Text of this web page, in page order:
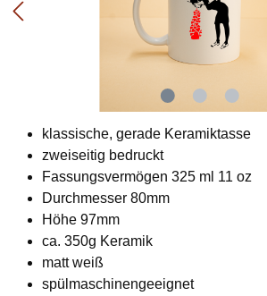
klassische, gerade Keramiktasse
zweiseitig bedruckt
Fassungsvermögen 325 ml 11 oz
Durchmesser 80mm
Höhe 97mm
ca. 350g Keramik
matt weiß
spülmaschinengeeignet